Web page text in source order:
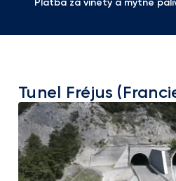
Tunel Fréjus